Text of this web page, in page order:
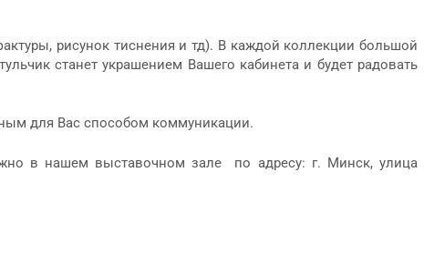
рисунок тиснения и тд). В каждой коллекции большой
станет украшением Вашего кабинета и будет радовать
для Вас способом коммуникации.
в нашем выставочном зале по адресу: г. Минск, улица